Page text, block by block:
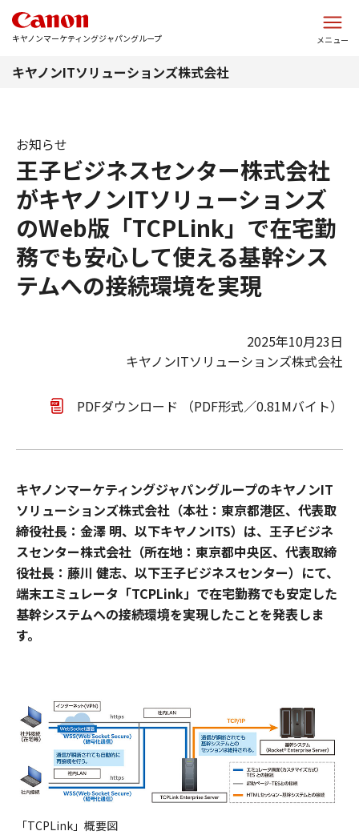
キヤノンマーケティングジャパングループ メニュー
キヤノンITソリューションズ株式会社
王子ビジネスセンター株式会社
がキヤノンITソリューションズ
のWeb版「TCPLink」で在宅勤
務でも安心して使える基幹シス
テムへの接続環境を実現
お知らせ
2025年10月23日
キヤノンITソリューションズ株式会社
PDFダウンロード （PDF形式／0.81Mバイト）
キヤノンマーケティングジャパングループのキヤノンIT
ソリューションズ株式会社（本社：東京都港区、代表取
締役社長：金澤 明、以下キヤノンITS）は、王子ビジネ
スセンター株式会社（所在地：東京都中央区、代表取締
役社長：藤川 健志、以下王子ビジネスセンター）にて、
端末エミュレータ「TCPLink」で在宅勤務でも安定した
基幹システムへの接続環境を実現したことを発表しま
す。
「TCPLink」概要図